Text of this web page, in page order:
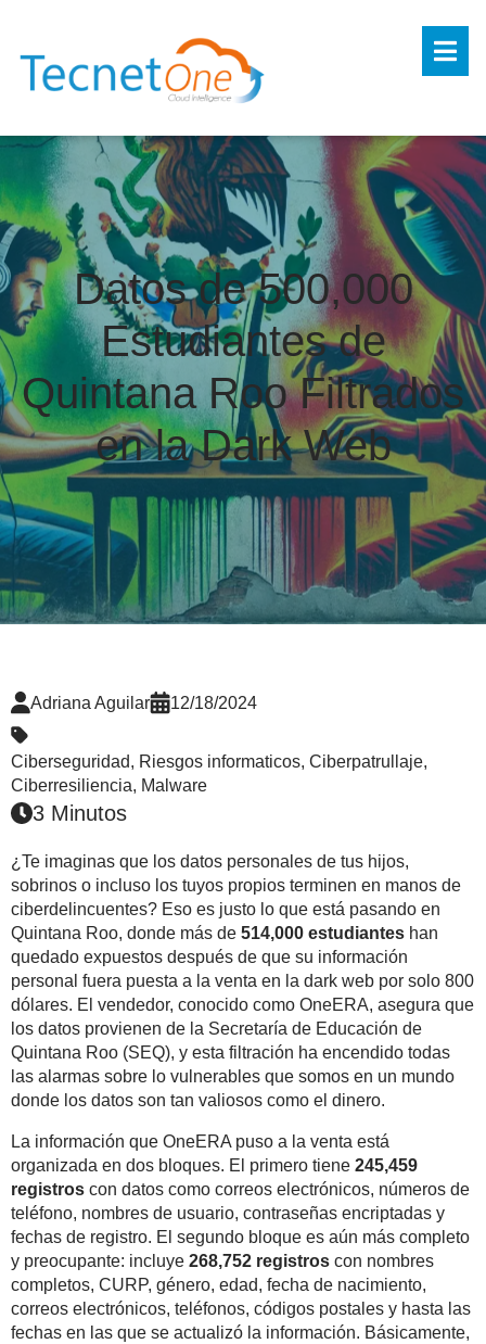
Datos de 500,000
Estudiantes de
Quintana Roo Filtrados
en la Dark Web
Adriana Aguilar 12/18/2024
Ciberseguridad, Riesgos informaticos, Ciberpatrullaje,
Ciberresiliencia, Malware
3 Minutos
¿Te imaginas que los datos personales de tus hijos,
sobrinos o incluso los tuyos propios terminen en manos de
ciberdelincuentes? Eso es justo lo que está pasando en
Quintana Roo, donde más de 514,000 estudiantes han
quedado expuestos después de que su información
personal fuera puesta a la venta en la dark web por solo 800
dólares. El vendedor, conocido como OneERA, asegura que
los datos provienen de la Secretaría de Educación de
Quintana Roo (SEQ), y esta filtración ha encendido todas
las alarmas sobre lo vulnerables que somos en un mundo
donde los datos son tan valiosos como el dinero.
La información que OneERA puso a la venta está
organizada en dos bloques. El primero tiene 245,459
registros con datos como correos electrónicos, números de
teléfono, nombres de usuario, contraseñas encriptadas y
fechas de registro. El segundo bloque es aún más completo
y preocupante: incluye 268,752 registros con nombres
completos, CURP, género, edad, fecha de nacimiento,
correos electrónicos, teléfonos, códigos postales y hasta las
fechas en las que se actualizó la información. Básicamente,